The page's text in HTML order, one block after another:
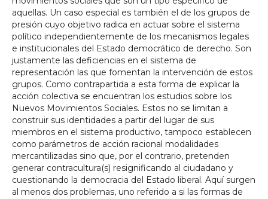
aquellas. Un caso especial es también el de los grupos de
presión cuyo objetivo radica en actuar sobre el sistema
político independientemente de los mecanismos legales
e institucionales del Estado democrático de derecho. Son
justamente las deficiencias en el sistema de
representación las que fomentan la intervención de estos
grupos. Como contrapartida a esta forma de explicar la
acción colectiva se encuentran los estudios sobre los
Nuevos Movimientos Sociales. Estos no se limitan a
construir sus identidades a partir del lugar de sus
miembros en el sistema productivo, tampoco establecen
como parámetros de acción racional modalidades
mercantilizadas sino que, por el contrario, pretenden
generar contracultura(s) resignificando al ciudadano y
cuestionando la democracia del Estado liberal. Aquí surgen
al menos dos problemas, uno referido a si las formas de